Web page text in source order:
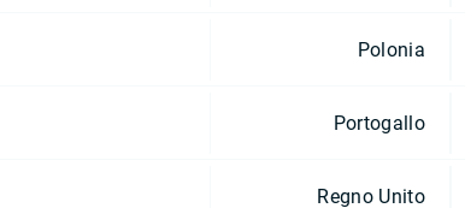
Polonia
Portogallo
Regno Unito